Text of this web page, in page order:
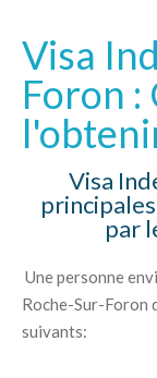
Visa
Foron
Visa
par
Une personne
Roche-Sur-Foron
suivants: